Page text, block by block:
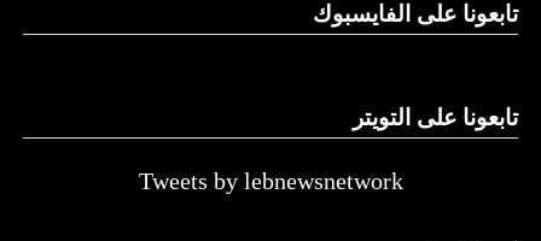
النهار
تابعونا على الفايسبوك
تابعونا على التويتر
Tweets by lebnewsnetwork